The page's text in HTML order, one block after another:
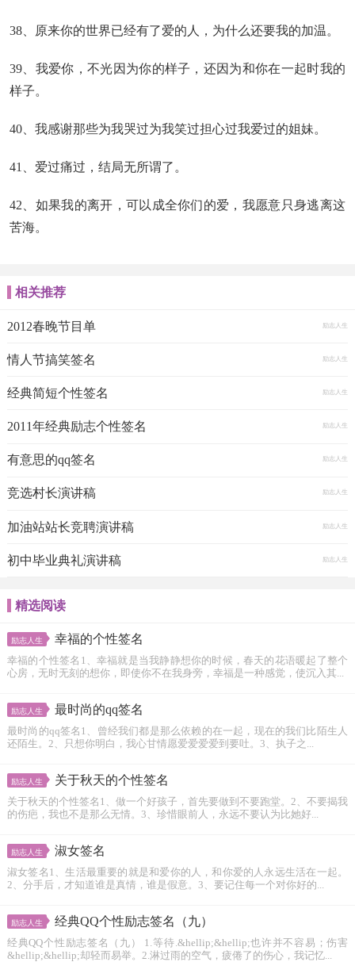
38、原来你的世界已经有了爱的人，为什么还要我的加温。
39、我爱你，不光因为你的样子，还因为和你在一起时我的
样子。
40、我感谢那些为我哭过为我笑过担心过我爱过的姐妹。
41、爱过痛过，结局无所谓了。
42、如果我的离开，可以成全你们的爱，我愿意只身逃离这
苦海。
相关推荐
2012春晚节目单 励志人生
情人节搞笑签名 励志人生
经典简短个性签名 励志人生
2011年经典励志个性签名 励志人生
有意思的qq签名 励志人生
竞选村长演讲稿 励志人生
加油站站长竞聘演讲稿 励志人生
初中毕业典礼演讲稿 励志人生
精选阅读
励志人生 幸福的个性签名
幸福的个性签名1、幸福就是当我静静想你的时候，春天的花语暖起了整个
心房，无时无刻的想你，即使你不在我身旁，幸福是一种感觉，使沉入其...
励志人生 最时尚的qq签名
最时尚的qq签名1、曾经我们都是那么依赖的在一起，现在的我们比陌生人
还陌生。2、只想你明白，我心甘情愿爱爱爱爱到要吐。3、执子之...
励志人生 关于秋天的个性签名
关于秋天的个性签名1、做一个好孩子，首先要做到不要跑堂。2、不要揭我
的伤疤，我也不是那么无情。3、珍惜眼前人，永远不要认为比她好...
励志人生 淑女签名
淑女签名1、生活最重要的就是和爱你的人，和你爱的人永远生活在一起。
2、分手后，才知道谁是真情，谁是假意。3、要记住每一个对你好的...
励志人生 经典QQ个性励志签名（九）
经典QQ个性励志签名（九） 1.等待.&hellip;&hellip;也许并不容易；伤害
&hellip;&hellip;却轻而易举。2.淋过雨的空气，疲倦了的伤心，我记忆...